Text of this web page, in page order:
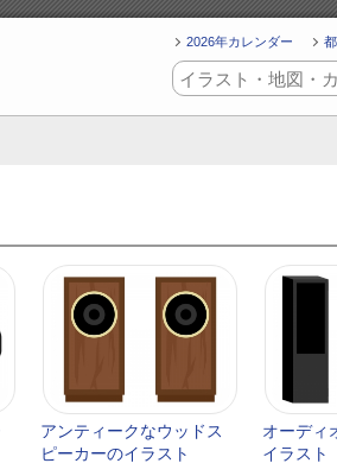
2026年カレンダー
アンティークなウッドス
ピーカーのイラスト
オーディ
イラスト